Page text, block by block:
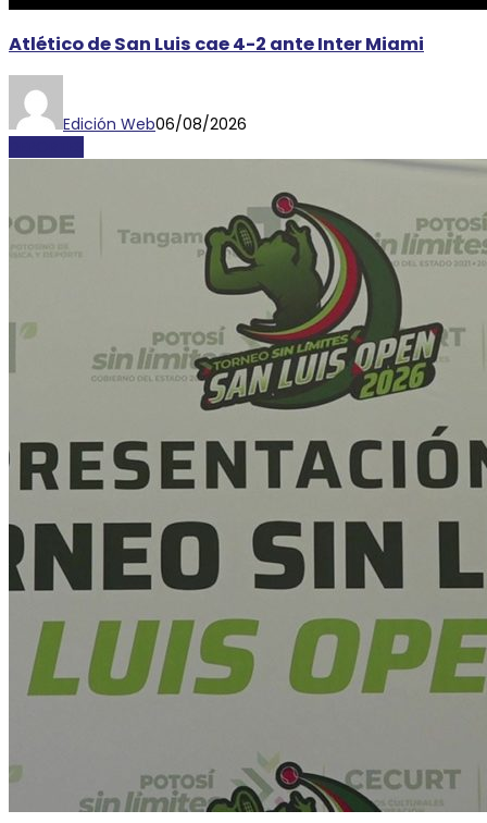
Atlético de San Luis cae 4-2 ante Inter Miami
Edición Web06/08/2026